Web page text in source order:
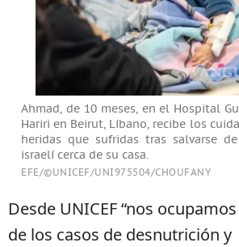
Ahmad, de 10 meses, en el Hospital
Hariri en Beirut, Líbano, recibe los
heridas que sufridas tras salvarse
israelí cerca de su casa.
EFE/©UNICEF/UNI975504/CHOUFANY
Desde UNICEF “nos
de los casos de desnutrición y